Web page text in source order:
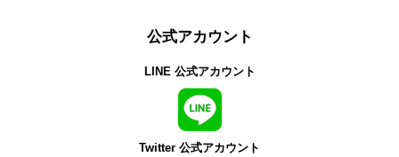
公式アカウント
LINE 公式アカウント
Twitter 公式アカウント